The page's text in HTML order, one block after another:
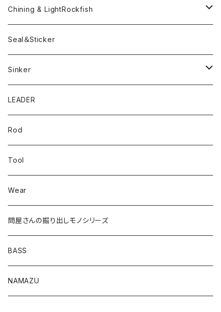
Mテイル
漁港ワームLv.2
Bスネイクinch
Lvリーチ75
Luckyワームシリーズ
ディープスワイパー
ECOGEAR
ツートンネクタイ
ACTIVE
Egi
Rig
Chining & LightRockfish
Worm
KeeperLine
Seal＆Sticker
Sinker
キーパーライン
U4シンカー
LEADER
Rod
Tool
Wear
問屋さんの掘り出しモノシリーズ
BASS
NAMAZU